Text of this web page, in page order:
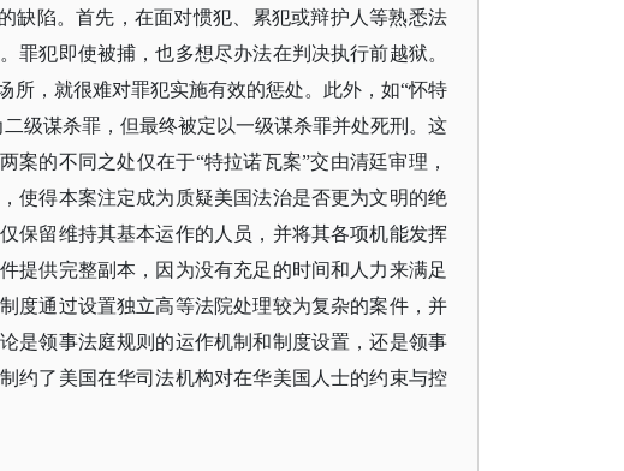
缺陷。首先，在面对惯犯、累犯或辩护人等熟悉法
罪犯即使被捕，也多想尽办法在判决执行前越狱。
所，就很难对罪犯实施有效的惩处。此外，如“怀特
级谋杀罪，但最终被定以一级谋杀罪并处死刑。这
案的不同之处仅在于“特拉诺瓦案”交由清廷审理，
使得本案注定成为质疑美国法治是否更为文明的绝
保留维持其基本运作的人员，并将其各项机能发挥
提供完整副本，因为没有充足的时间和人力来满足
度通过设置独立高等法院处理较为复杂的案件，并
是领事法庭规则的运作机制和制度设置，还是领事
约了美国在华司法机构对在华美国人士的约束与控